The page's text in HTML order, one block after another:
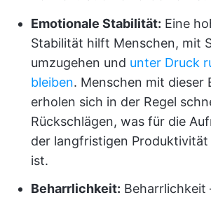
Emotionale Stabilität: Eine
Stabilität hilft Menschen, mit
umzugehen und unter Druck
bleiben. Menschen mit dieser
erholen sich in der Regel
Rückschlägen, was für die
der langfristigen
ist.
Beharrlichkeit: Beharrlichkeit